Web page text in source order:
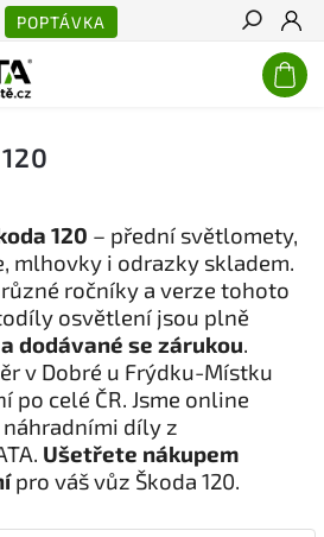
POPTÁVKA
Hledat
120 – přední světlomety,
mlhovky i odrazky skladem.
ročníky a verze tohoto
osvětlení jsou plně
dodávané se zárukou.
v Dobré u Frýdku-Místku
po celé ČR. Jsme online
díly z
Ušetřete nákupem
pro váš vůz Škoda 120.